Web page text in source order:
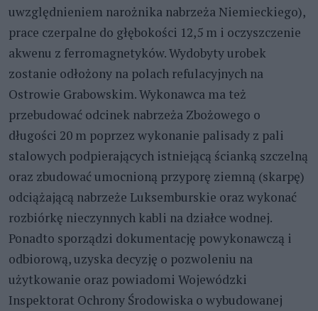
uwzględnieniem narożnika nabrzeża Niemieckiego),
prace czerpalne do głębokości 12,5 m i oczyszczenie
akwenu z ferromagnetyków. Wydobyty urobek
zostanie odłożony na polach refulacyjnych na
Ostrowie Grabowskim. Wykonawca ma też
przebudować odcinek nabrzeża Zbożowego o
długości 20 m poprzez wykonanie palisady z pali
stalowych podpierających istniejącą ścianką szczelną
oraz zbudować umocnioną przyporę ziemną (skarpę)
odciążającą nabrzeże Luksemburskie oraz wykonać
rozbiórkę nieczynnych kabli na działce wodnej.
Ponadto sporządzi dokumentację powykonawczą i
odbiorową, uzyska decyzję o pozwoleniu na
użytkowanie oraz powiadomi Wojewódzki
Inspektorat Ochrony Środowiska o wybudowanej